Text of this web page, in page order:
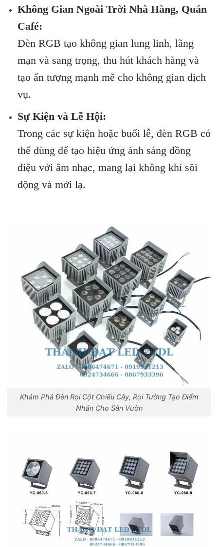
Không Gian Ngoài Trời Nhà Hàng, Quán
Café:
Đèn RGB tạo không gian lung linh, lãng
mạn và sang trọng, thu hút khách hàng và
tạo ấn tượng mạnh mẽ cho không gian dịch
vụ.
Sự Kiện và Lễ Hội:
Trong các sự kiện hoặc buổi lễ, đèn RGB có
thể dùng để tạo hiệu ứng ánh sáng đồng
điệu với âm nhạc, mang lại không khí sôi
động và mới lạ.
Khám Phá Đèn Rọi Cột Chiếu Cây, Rọi Tường Tạo Điểm
Nhấn Cho Sân Vườn